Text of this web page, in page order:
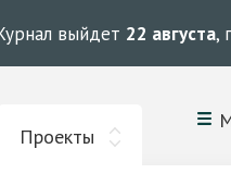
выйдет 22 августа,
Проекты